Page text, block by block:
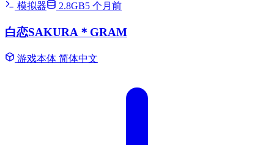
模拟器
2.8GB5 个月前
白恋SAKURA＊GRAM
游戏本体 简体中文